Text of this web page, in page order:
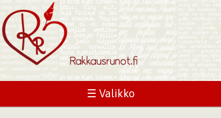
☰ Valikko